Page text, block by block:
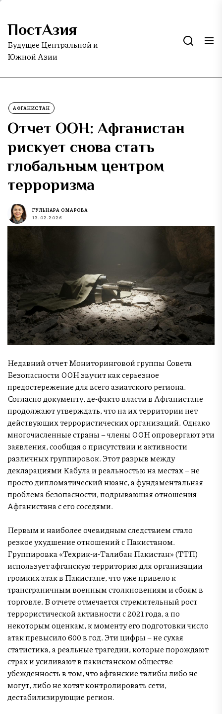
Skip
the
content
ПостАзия
Будущее Центральной и
Южной Азии
АФГАНИСТАН
Отчет ООН: Афганистан
рискует снова стать
глобальным центром
терроризма
ГУЛЬНАРА ОМАРОВА
13.02.2026
Недавний отчет Мониторинговой группы Совета
Безопасности ООН звучит как серьезное
предостережение для всего азиатского региона.
Согласно документу, де-факто власти в Афганистане
продолжают утверждать, что на их территории нет
действующих террористических организаций. Однако
многочисленные страны – члены ООН опровергают эти
заявления, сообщая о присутствии и активности
различных группировок. Этот разрыв между
декларациями Кабула и реальностью на местах – не
просто дипломатический нюанс, а фундаментальная
проблема безопасности, подрывающая отношения
Афганистана с его соседями.
Первым и наиболее очевидным следствием стало
резкое ухудшение отношений с Пакистаном.
Группировка «Техрик-и-Талибан Пакистан» (ТТП)
использует афганскую территорию для организации
громких атак в Пакистане, что уже привело к
трансграничным военным столкновениям и сбоям в
торговле. В отчете отмечается стремительный рост
террористической активности с 2021 года, а по
некоторым оценкам, к моменту его подготовки число
атак превысило 600 в год. Эти цифры – не сухая
статистика, а реальные трагедии, которые порождают
страх и усиливают в пакистанском обществе
убежденность в том, что афганские талибы либо не
могут, либо не хотят контролировать сети,
дестабилизирующие регион.